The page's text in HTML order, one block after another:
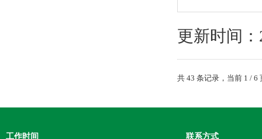
更新时间：
共 43 条记录，当前 1 /
工作时间 联系方式